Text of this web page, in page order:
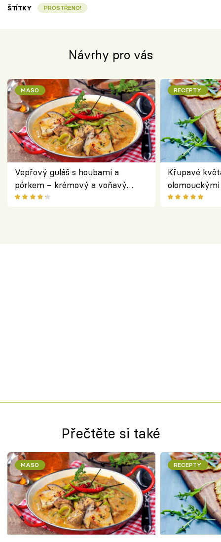
ŠTÍTKY PROSTŘENO!
Návrhy pro vás
MASO
Vepřový guláš s houbami a
pórkem – krémový a voňavý
pokrm z jednoho hrnce
RECEPTY
Křupavé
bezlepkový
Přečtěte si také
MASO RECEPTY